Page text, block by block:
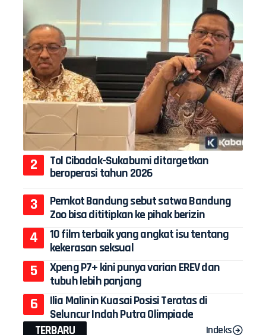
Tol Cibadak-Sukabumi ditargetkan
beroperasi tahun 2026
Pemkot Bandung sebut satwa Bandung
Zoo bisa dititipkan ke pihak berizin
10 film terbaik yang angkat isu tentang
kekerasan seksual
Xpeng P7+ kini punya varian EREV dan
tubuh lebih panjang
Ilia Malinin Kuasai Posisi Teratas di
Seluncur Indah Putra Olimpiade
TERBARU
Indeks